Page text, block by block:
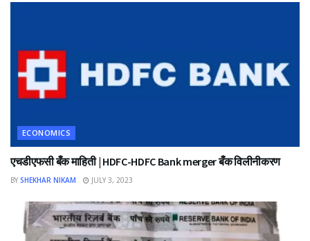
ECONOMICS
एचडीएफसी बँक माहिती | HDFC-HDFC Bank merger बँक विलीनीकरण
BY SHEKHAR NIKAM JULY 3, 2023